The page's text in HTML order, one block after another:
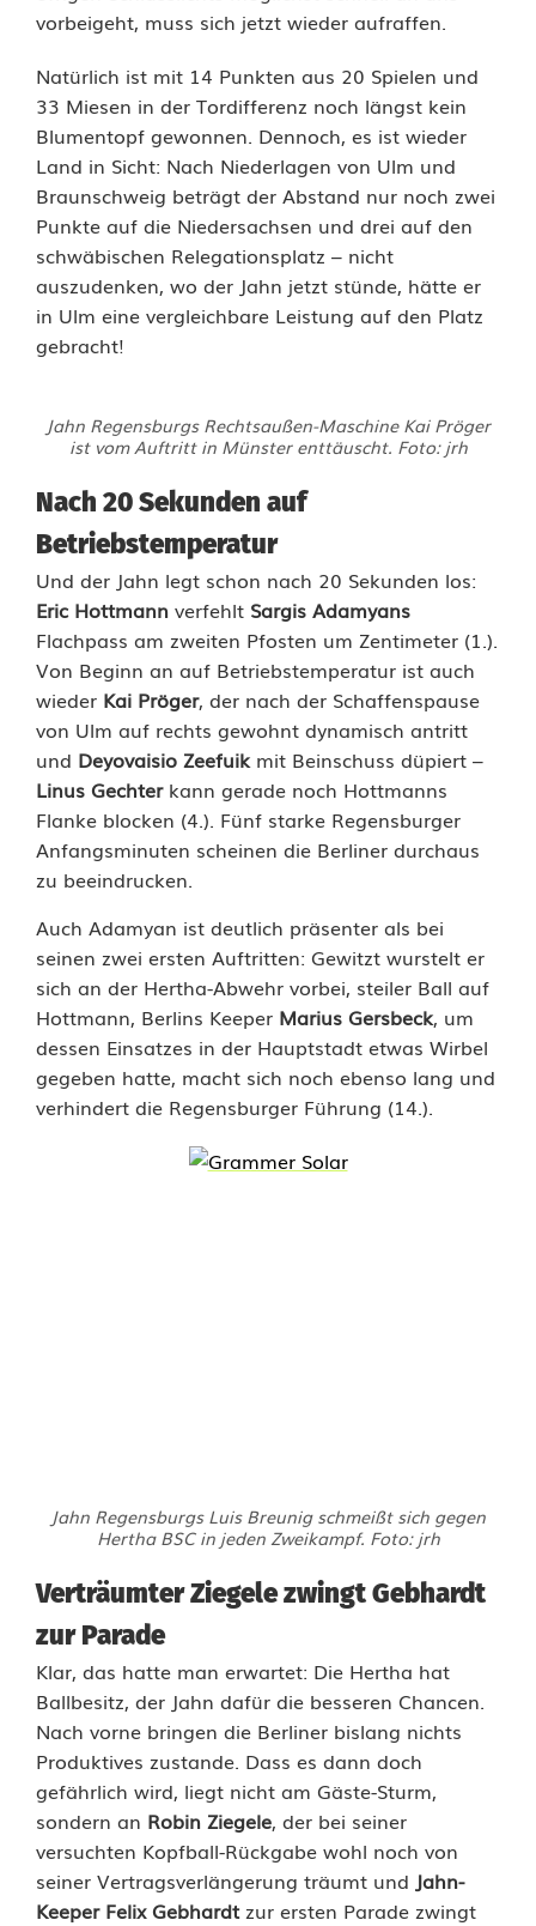
,
g
e
g
e
n
H
e
t
h
a
t
o
p
vorbeigeht, muss sich jetzt wieder aufraffen.
Natürlich ist mit 14 Punkten aus 20 Spielen und
33 Miesen in der Tordifferenz noch längst kein
Blumentopf gewonnen. Dennoch, es ist wieder
Land in Sicht: Nach Niederlagen von Ulm und
Braunschweig beträgt der Abstand nur noch zwei
Punkte auf die Niedersachsen und drei auf den
schwäbischen Relegationsplatz – nicht
auszudenken, wo der Jahn jetzt stünde, hätte er
in Ulm eine vergleichbare Leistung auf den Platz
gebracht!
Jahn Regensburgs Rechtsaußen-Maschine Kai Pröger
ist vom Auftritt in Münster enttäuscht. Foto: jrh
Nach 20 Sekunden auf
Betriebstemperatur
Und der Jahn legt schon nach 20 Sekunden los:
Eric Hottmann verfehlt Sargis Adamyans
Flachpass am zweiten Pfosten um Zentimeter (1.).
Von Beginn an auf Betriebstemperatur ist auch
wieder Kai Pröger, der nach der Schaffenspause
von Ulm auf rechts gewohnt dynamisch antritt
und Deyovaisio Zeefuikmit Beinschuss düpiert –
Linus Gechterkann gerade noch Hottmanns
Flanke blocken (4.). Fünf starke Regensburger
Anfangsminuten scheinen die Berliner durchaus
zu beeindrucken.
Auch Adamyan ist deutlich präsenter als bei
seinen zwei ersten Auftritten: Gewitzt wurstelt er
sich an der Hertha-Abwehr vorbei, steiler Ball auf
Hottmann, Berlins Keeper Marius Gersbeck, um
dessen Einsatzes in der Hauptstadt etwas Wirbel
gegeben hatte, macht sich noch ebenso lang und
verhindert die Regensburger Führung (14.).
Jahn Regensburgs Luis Breunig schmeißt sich gegen
Hertha BSC in jeden Zweikampf. Foto: jrh
Verträumter Ziegele zwingt Gebhardt
zur Parade
Klar, das hatte man erwartet: Die Hertha hat
Ballbesitz, der Jahn dafür die besseren Chancen.
Nach vorne bringen die Berliner bislang nichts
Produktives zustande. Dass es dann doch
gefährlich wird, liegt nicht am Gäste-Sturm,
sondern an Robin Ziegele, der bei seiner
versuchten Kopfball-Rückgabe wohl noch von
seiner Vertragsverlängerung träumt und Jahn-
Keeper Felix Gebhardtzur ersten Parade zwingt